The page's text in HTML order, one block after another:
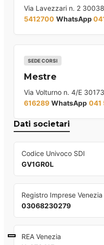
Via Lavezzari n. 2
5412700 WhatsApp
SEDE CORSI
Mestre
Via Volturno n. 4/E
616289 WhatsApp 041
Dati societari
Codice Univoco SDI
GV1GR0L
Registro Imprese Venezia
03068230279
REA Venezia